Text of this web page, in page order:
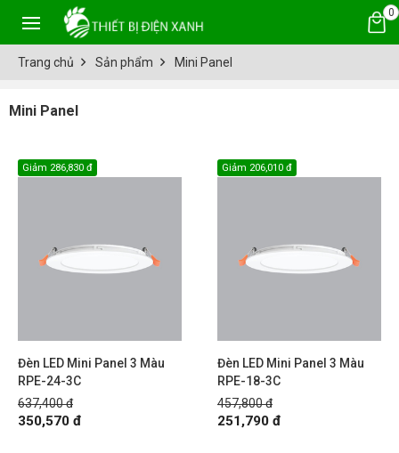
0
Trang chủ Sản phẩm Mini Panel
Mini Panel
Đèn LED Mini Panel 3 Màu
RPE-24-3C
637,400 đ
Giảm 286,830 đ
350,570 đ
Đèn LED Mini Panel 3 Màu
RPE-18-3C
457,800 đ
Giảm 206,010 đ
251,790 đ